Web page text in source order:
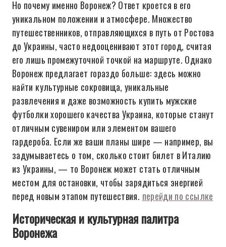
Но почему именно Воронеж? Ответ кроется в его
уникальном положении и атмосфере. Множество
путешественников, отправляющихся в путь от Ростова
до Украины, часто недооценивают этот город, считая
его лишь промежуточной точкой на маршруте. Однако
Воронеж предлагает гораздо больше: здесь можно
найти культурные сокровища, уникальные
развлечения и даже возможность купить мужские
футболки хорошего качества Украина, которые станут
отличным сувениром или элементом вашего
гардероба. Если же ваши планы шире — например, вы
задумываетесь о том, сколько стоит билет в Италию
из Украины, — то Воронеж может стать отличным
местом для остановки, чтобы зарядиться энергией
перед новым этапом путешествия. перейди по ссылке
Историческая и культурная палитра
Воронежа